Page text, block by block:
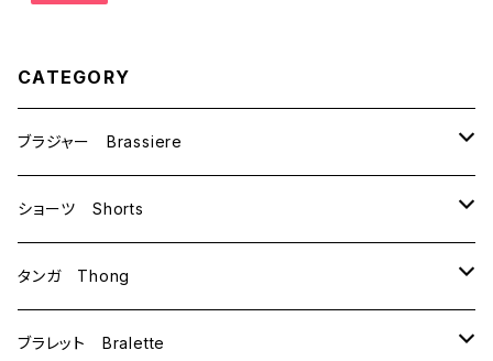
CATEGORY
ブラジャー Brassiere
B70
B75
C65
ショーツ Shorts
M
L
タンガ Thong
M
ブラレット Bralette